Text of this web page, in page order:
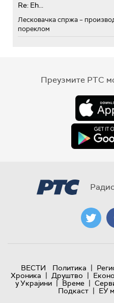
Re: Eh...
Лесковачка спржа –
пореклом
Преузмите РТС
ВЕСТИ Политика |
Хроника | Друштво |
у Украјини | Време |
Подкаст | ЕУ